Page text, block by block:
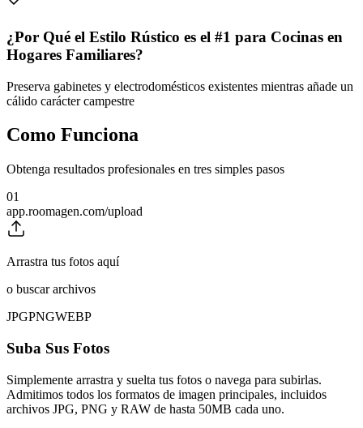
¿Por Qué el Estilo Rústico es el #1 para Cocinas en
Hogares Familiares?
Preserva gabinetes y electrodomésticos existentes mientras añade un
cálido carácter campestre
Como Funciona
Obtenga resultados profesionales en tres simples pasos
01
app.roomagen.com/upload
Arrastra tus fotos aquí
o buscar archivos
JPGPNGWEBP
Suba Sus Fotos
Simplemente arrastra y suelta tus fotos o navega para subirlas.
Admitimos todos los formatos de imagen principales, incluidos
archivos JPG, PNG y RAW de hasta 50MB cada uno.